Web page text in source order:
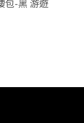
包-黑 游遊